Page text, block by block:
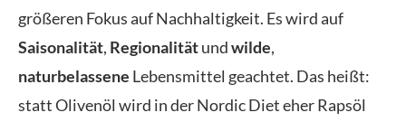
größeren Fokus auf Nachhaltigkeit. Es wird auf
Saisonalität, Regionalitätundwilde,
naturbelassene Lebensmittel geachtet. Das heißt:
statt Olivenöl wird in der Nordic Diet eher Rapsöl